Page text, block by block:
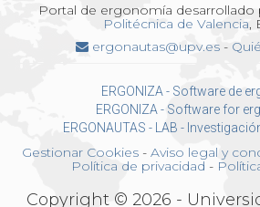
Portal de ergonomía desarrollado
Politécnica de Valencia
ergonautas@upv.es -
ERGONIZA - Software de
ERGONIZA - Software for
ERGONAUTAS - LAB -
Gestionar Cookies - Aviso legal y
Política de privacidad -
Copyright © 2026 -